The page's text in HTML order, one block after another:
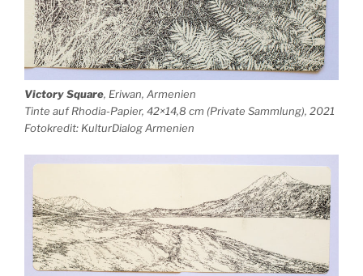
Victory Square, Eriwan, Armenien
Tinte auf Rhodia-Papier, 42×14,8 cm (Private Sammlung), 2021
Fotokredit: KulturDialog Armenien